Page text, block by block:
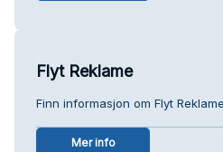
Flyt Reklame
Finn informasjon om Flyt
Mer info